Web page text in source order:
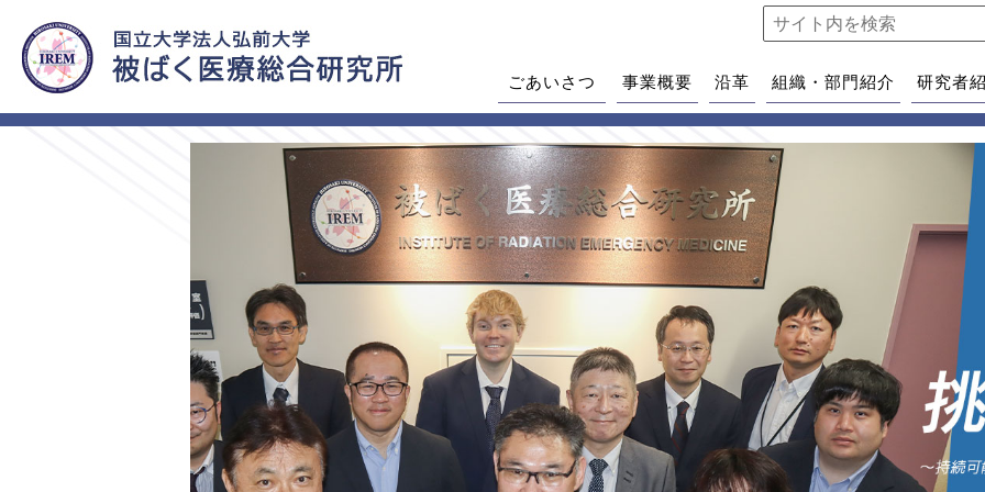
ごあいさつ 事業概要 沿革 組織・部門紹介 研究者